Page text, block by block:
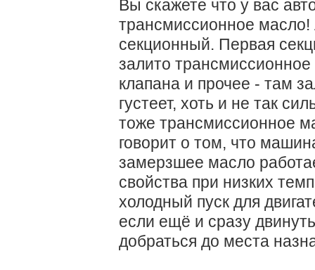
Вы скажете что у вас
трансмиссионное
секционный. Первая
залито
клапана и прочее - там
густеет, хоть и не так
тоже трансмиссионное
говорит о том, что
замерзшее масло
свойства при низких
холодный пуск для
если ещё и сразу
добраться до места